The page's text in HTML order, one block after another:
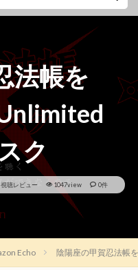
法帳を
ク
視聴レビュー 1047view 0件
Echo 陰陽座の甲賀忍法帳